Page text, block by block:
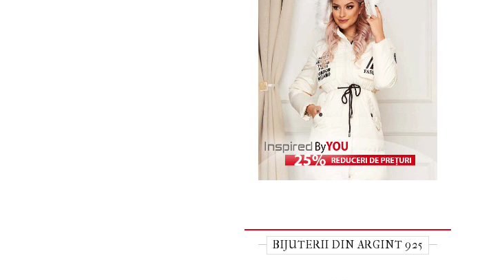
BIJUTERII DIN ARGINT 925